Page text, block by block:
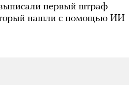
первый штраф
нашли с помощью ИИ